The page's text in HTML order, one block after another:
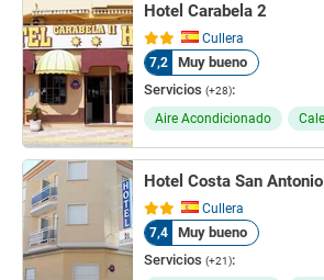
Hotel Carabela 2
Cullera
7,2
Muy bueno
Servicios (+28):
Aire Acondicionado
Hotel Costa San Antonio
Cullera
7,4
Muy bueno
Servicios (+21):